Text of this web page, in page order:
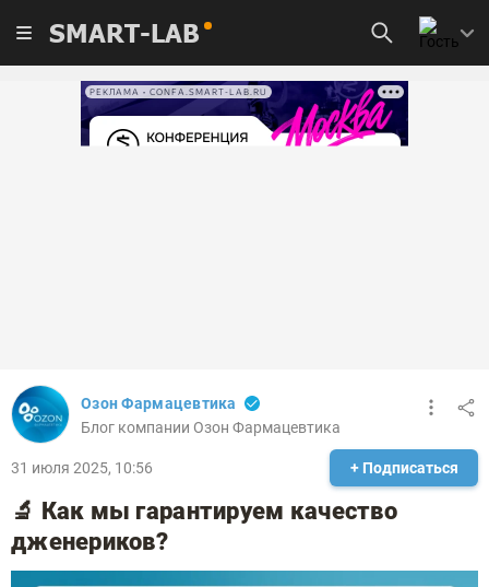
SMART-LAB
РЕКЛАМА • CONFA.SMART-LAB.RU
Озон Фармацевтика
Блог компании Озон Фармацевтика
31 июля 2025, 10:56 + Подписаться
🔬 Как мы гарантируем качество
дженериков?